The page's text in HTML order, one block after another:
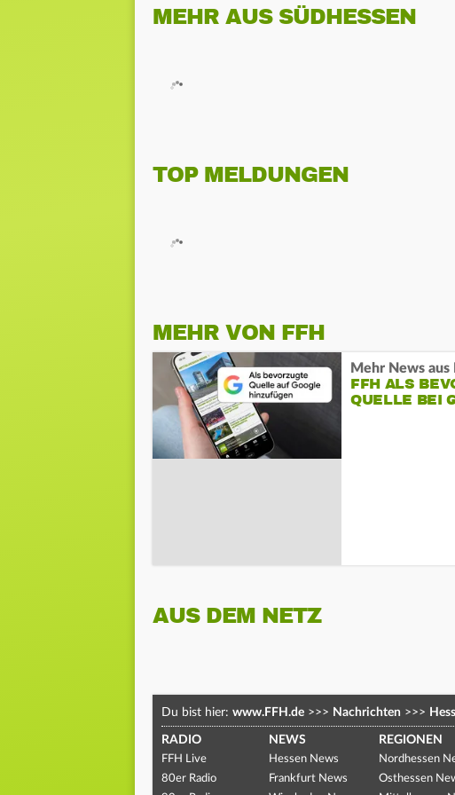
MEHR AUS SÜDHESSEN
TOP MELDUNGEN
MEHR VON FFH
Mehr News aus
FFH ALS
QUELLE BEI
AUS DEM NETZ
Du bist hier: www.FFH.de >>> Nachrichten >>>
RADIO
FFH Live
80er Radio
NEWS
Hessen News
Frankfurt News
REGIONEN
Nordhessen
Osthessen